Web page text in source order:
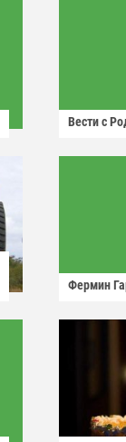
Вести с
Фермин